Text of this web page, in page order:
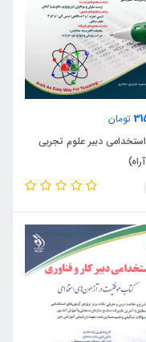
تومان
دبیر علوم تجربی